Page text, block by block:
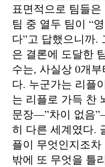
표면적으로 팀들
팀 중 열두 팀이 “
다”고 답했으니까.
은 결론에 도달한
수는, 사실상 0개
다. 누군가는 리플
는 리플로 가득 찬
문장—”차이 없음
히 다른 세계였다.
플이 무엇인지조
밖에 또 무엇을 틀